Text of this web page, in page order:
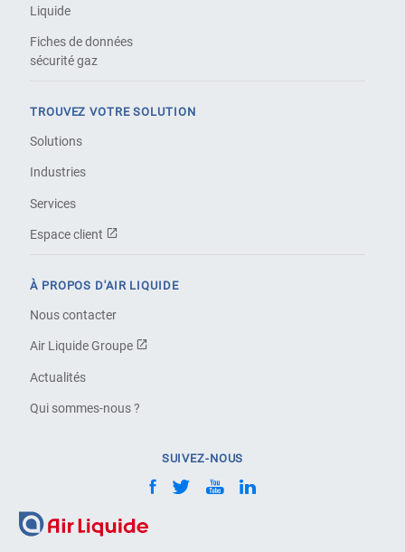
Liquide
Fiches de données
sécurité gaz
TROUVEZ VOTRE SOLUTION
Solutions
Industries
Services
Espace client
À PROPOS D'AIR LIQUIDE
Nous contacter
Air Liquide Groupe
Actualités
Qui sommes-nous ?
SUIVEZ-NOUS